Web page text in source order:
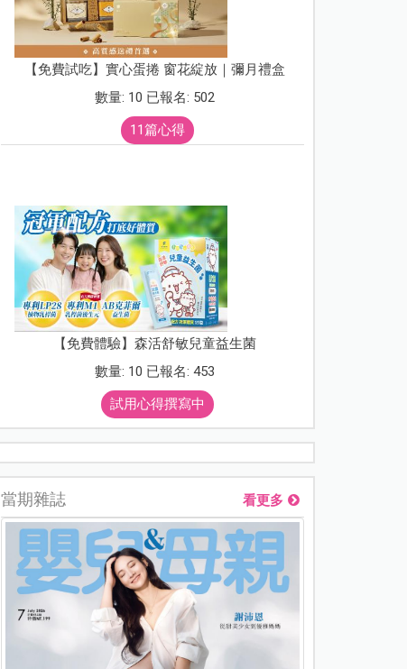
【免費試吃】實心蛋捲 窗花綻放｜彌月禮盒
數量: 10 已報名: 502
11篇心得
【免費體驗】森活舒敏兒童益生菌
數量: 10 已報名: 453
試用心得撰寫中
當期雜誌 看更多